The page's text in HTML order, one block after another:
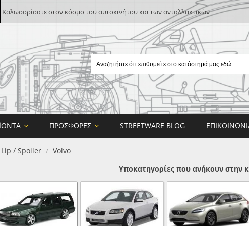
Καλωσορίσατε στον κόσμο του αυτοκινήτου και των ανταλλακτικών
ΠΡΟΣΦΟΡΈΣ STREETWARE BLOG
/ Spoiler / Volvo
FORGE
MAXTON DESIGN
Υποκατηγορίες που ανήκουν στην